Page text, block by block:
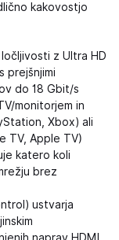
kakovostjo
z Ultra HD
prejšnjimi
do 18 Gbit/s
monitorjem in
Xbox) ali
TV, Apple TV)
katero koli
brez
ustvarja